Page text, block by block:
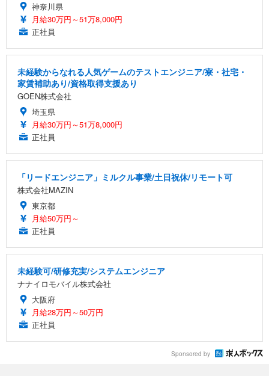
神奈川県
月給30万円～51万8,000円
正社員
未経験からなれる人気ゲームのテストエンジニア/寮・社宅・
家賃補助あり/資格取得支援あり
GOEN株式会社
埼玉県
月給30万円～51万8,000円
正社員
「リードエンジニア」ミルクル事業/土日祝休/リモート可
株式会社MAZIN
東京都
月給50万円～
正社員
未経験可/研修充実/システムエンジニア
ナナイロモバイル株式会社
大阪府
月給28万円～50万円
正社員
Sponsored by